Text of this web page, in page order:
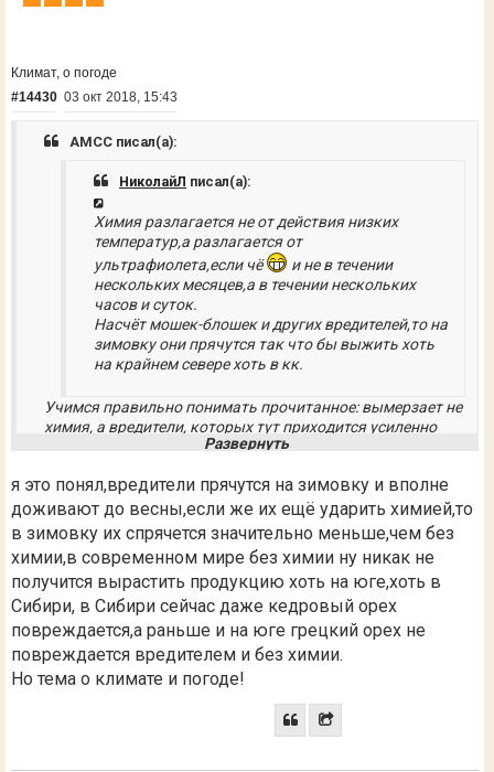
Климат, о погоде
#14430 03 окт 2018, 15:43
AMCC писал(а):
НиколайЛ писал(а):
Химия разлагается не от действия низких
температур,а разлагается от
ультрафиолета,если чё
и не в течении
нескольких месяцев,а в течении нескольких
часов и суток.
Насчёт мошек-блошек и других вредителей,то на
зимовку они прячутся так что бы выжить хоть
на крайнем севере хоть в кк.
Учимся правильно понимать прочитанное: вымерзает не
химия, а вредители, которых тут приходится усиленно
травить оной самой химией.
я это понял,вредители прячутся на зимовку и вполне
доживают до весны,если же их ещё ударить химией,то
в зимовку их спрячется значительно меньше,чем без
химии,в современном мире без химии ну никак не
получится вырастить продукцию хоть на юге,хоть в
Сибири, в Сибири сейчас даже кедровый орех
повреждается,а раньше и на юге грецкий орех не
повреждается вредителем и без химии.
Но тема о климате и погоде!